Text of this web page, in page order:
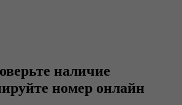
наличие
номер онлайн